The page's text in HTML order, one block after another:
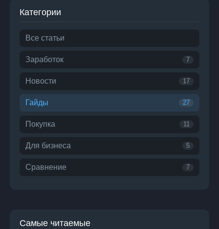
Категории
Все статьи
Заработок 7
Новости 17
Гайды 27
Покупка 11
Для бизнеса 5
Сравнение 7
Самые читаемые